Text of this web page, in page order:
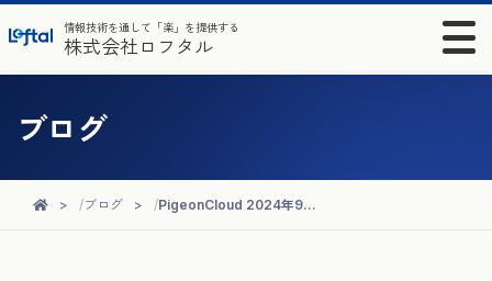
情報技術を通して「楽」を提供する
株式会社ロフタル
ブログ
ブログ PigeonCloud 2024年9月メンテナンス完了のお知らせ